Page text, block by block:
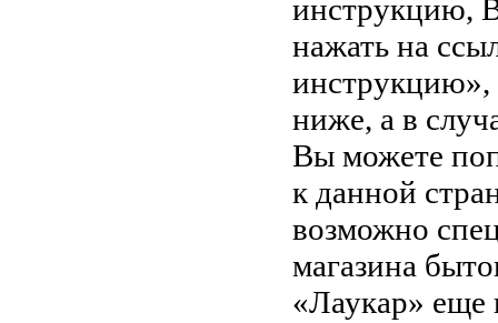
инструкцию,
нажать на
ниже, а в
Вы можете
к данной
возможно
магазина
«Лаукар» еще